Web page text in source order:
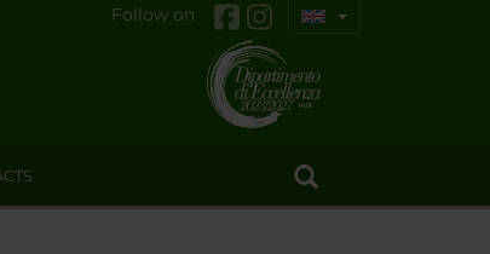
Follow on